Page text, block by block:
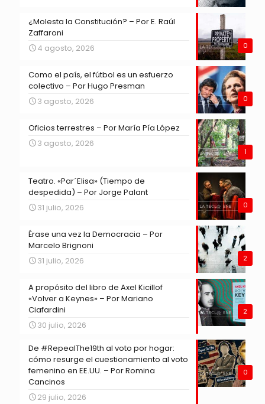
0
¿Molesta la Constitución? – Por E. Raúl
Zaffaroni
4 agosto, 2026
0
Como el país, el fútbol es un esfuerzo
colectivo – Por Hugo Presman
3 agosto, 2026
1
Oficios terrestres – Por María Pía López
3 agosto, 2026
0
Teatro. «Par´Elisa» (Tiempo de
despedida) – Por Jorge Palant
31 julio, 2026
2
Érase una vez la Democracia – Por
Marcelo Brignoni
31 julio, 2026
2
A propósito del libro de Axel Kicillof
«Volver a Keynes» – Por Mariano
Ciafardini
30 julio, 2026
0
De #RepealThe19th al voto por hogar:
cómo resurge el cuestionamiento al voto
femenino en EE.UU. – Por Romina
Cancinos
29 julio, 2026